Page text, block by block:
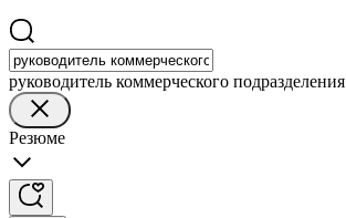
руководитель коммерческого подразделения
Резюме